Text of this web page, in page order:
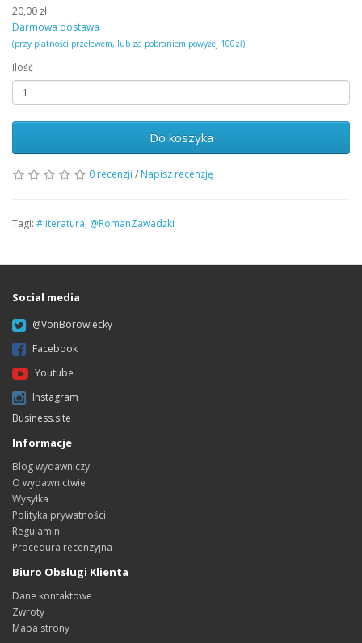
20,00 zł
Darmowa dostawa
(przy płatności przelewem, lub za pobraniem powyżej 100zł)
Ilość
Do koszyka
0 recenzji / Napisz recenzję
Tagi: #literatura, @RomanZawadzki
Social media
@VonBorowiecky
Facebook
Youtube
Instagram
Business.site
Informacje
Blog wydawniczy
O wydawnictwie
Wysyłka
Polityka prywatności
Regulamin
Procedura recenzyjna
Biuro Obsługi Klienta
Dane kontaktowe
Zwroty
Mapa strony